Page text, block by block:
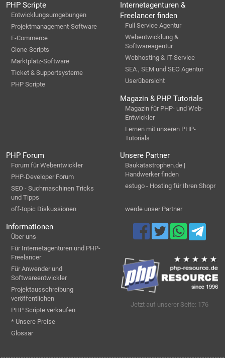
PHP Scripte
Entwicklungsumgebungen
Projektmanagement-Software
E-Commerce
Clone-Scripts
Marktplatz-Software
Ticket & Supportsysteme
PHP Scripte
Internetagenturen &
Freelancer finden
Full Service Agentur
Webentwicklung &
Softwareagentur
Webhosting & IT-Service
SEA , SEM und SEO Agentur
Userübersicht
Magazin & PHP Tutorials
Magazin für PHP- und Web-
Entwickler
Lernen mit unseren PHP-
Tutorials
PHP Forum
Forum für Webentwickler
PHP-Developer Forum
SEO - Suchmaschinen Tricks
und Tipps
off-topic Diskussionen
Unsere Partner
Baukatastrophen.de |
Handwerker finden
estugo - Hosting für Ihren Shopr
werde unser Partner
Informationen
Über uns
Für Internetagenturen und PHP-
Freelancer
Für Anwender und
Softwareentwickler
Projektausschreibung
veröffentlichen
PHP Scripte verkaufen
* Unsere Preise
Glossar
Jetzt auf unserer Seite: 176